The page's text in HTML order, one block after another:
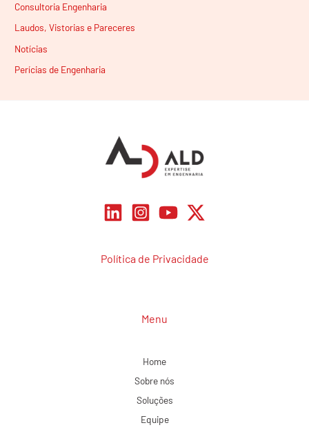
Consultoria Engenharia
Laudos, Vistorias e Pareceres
Notícias
Perícias de Engenharia
Política de Privacidade
Menu
Home
Sobre nós
Soluções
Equipe